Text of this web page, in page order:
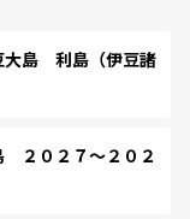
島 利島（伊豆諸
０２７～２０２